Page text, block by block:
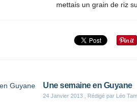
mettais un grain de riz
Une semaine en Guyane
24 Janvier 2013 , Rédigé par Léo